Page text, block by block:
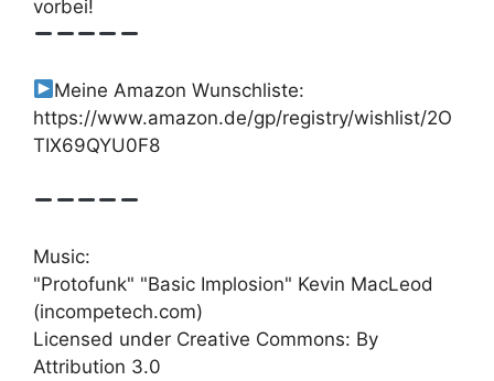
vorbei!
Meine Amazon Wunschliste:
https://www.amazon.de/gp/registry/wishlist/2O
TIX69QYU0F8
Music:
"Protofunk" "Basic Implosion" Kevin MacLeod
(incompetech.com)
Licensed under Creative Commons: By
Attribution 3.0